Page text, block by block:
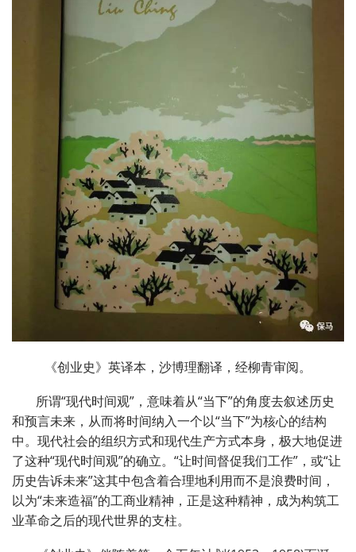
《创业史》英译本，沙博理翻译，经柳青审阅。
所谓“现代时间观” ，意味着从“当下”的角度去叙述历史
和预言未来，从而将时间纳入一个以“当下”为核心的结构
中。现代社会的组织方式和现代生产方式本身，极大地促进
了这种“现代时间观”的确立。 “让时间督促我们工作” ，或“让
历史告诉未来”这其中包含着合理地利用而不是浪费时间，
以为“未来造福”的工商业精神，正是这种精神，成为构筑工
业革命之后的现代世界的支柱。